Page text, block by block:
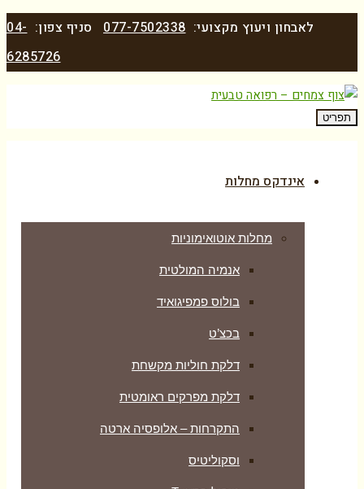
לאבחון ויעוץ מקצועי:077-7502338 סניף צפון:04-
6285726
תפריט
אינדקס מחלות
מחלות אוטואימוניות
אנמיה המולטית
בולוס פמפיגואיד
בכצ’ט
דלקת חוליות מקשחת
דלקת מפרקים ראומטית
התקרחות – אלופסיה ארטה
וסקוליטיס